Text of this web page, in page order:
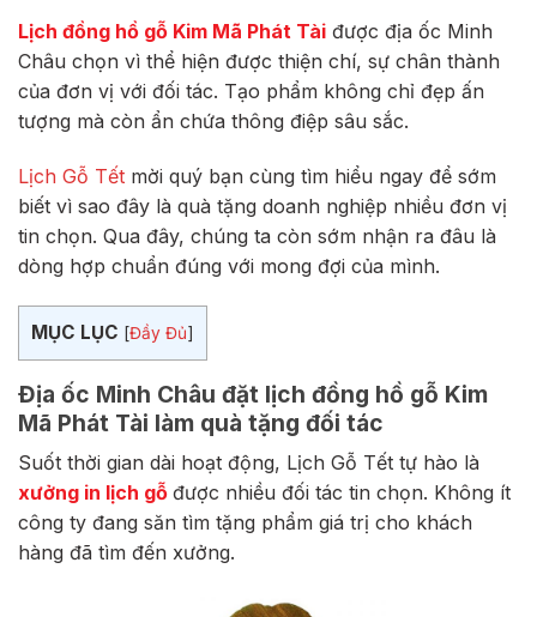
Lịch đồng hồ gỗ Kim Mã Phát Tài được địa ốc Minh
Châu chọn vì thể hiện được thiện chí, sự chân thành
của đơn vị với đối tác. Tạo phẩm không chỉ đẹp ấn
tượng mà còn ẩn chứa thông điệp sâu sắc.
Lịch Gỗ Tết mời quý bạn cùng tìm hiểu ngay để sớm
biết vì sao đây là quà tặng doanh nghiệp nhiều đơn vị
tin chọn. Qua đây, chúng ta còn sớm nhận ra đâu là
dòng hợp chuẩn đúng với mong đợi của mình.
MỤC LỤC [Đầy Đủ]
Địa ốc Minh Châu đặt lịch đồng hồ gỗ Kim
Mã Phát Tài làm quà tặng đối tác
Suốt thời gian dài hoạt động, Lịch Gỗ Tết tự hào là
xưởng in lịch gỗ được nhiều đối tác tin chọn. Không ít
công ty đang săn tìm tặng phẩm giá trị cho khách
hàng đã tìm đến xưởng.